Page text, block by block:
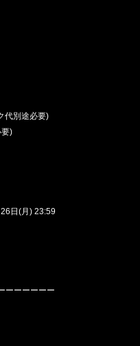
代別途必要)
要)
26 日(月) 23:59
ーーーーーー